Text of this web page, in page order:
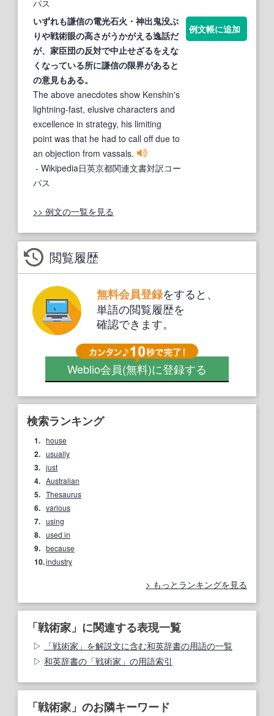
パス
いずれも謙信の電光石火・神出鬼没ぶ
りや戦術眼の高さがうかがえる逸話だ
が、 家臣団の反対で中止せざるをえな
くなっている所に謙信の限界があると
の意見もある。
The above anecdotes show Kenshin's
lightning-fast, elusive characters and
excellence in strategy, his limiting
point was that he had to call off due to
an objection from vassals.
- Wikipedia日英京都関連文書対訳コー
パス
例文帳に追加
>> 例文の一覧を見る
閲覧履歴
無料会員登録をすると、
単語の閲覧履歴を
確認できます。
Weblio会員(無料)に登録する
検索ランキング
1. house
2. usually
3. just
4. Australian
5. Thesaurus
6. various
7. using
8. used in
9. because
10.industry
もっとランキングを見る
「戦術家」に関連する表現一覧
「戦術家」を解説文に含む和英辞書の用語の一覧
和英辞書の「戦術家」の用語索引
「戦術家」のお隣キーワード